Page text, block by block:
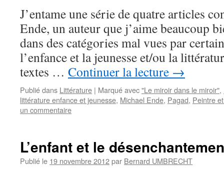
J’entame une série de quatre articles
Ende, un auteur que j’aime beaucoup
dans des catégories mal vues par
l’enfance et la jeunesse et/ou la
textes … Continuer la lecture →
Publié dans Littérature | Marqué avec"Le miroir dans le miroir",
littérature enfance et jeunesse, Michael Ende, Pagad, Peintre
un commentaire
L’enfant et le
Publié le 19 novembre 2012par Bernard UMBRECHT